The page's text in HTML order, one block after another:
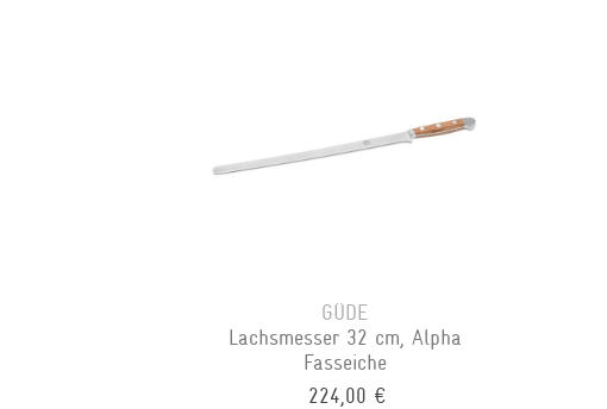
GÜDE
Lachsmesser 32 cm, Alpha
Fasseiche
224,00 €